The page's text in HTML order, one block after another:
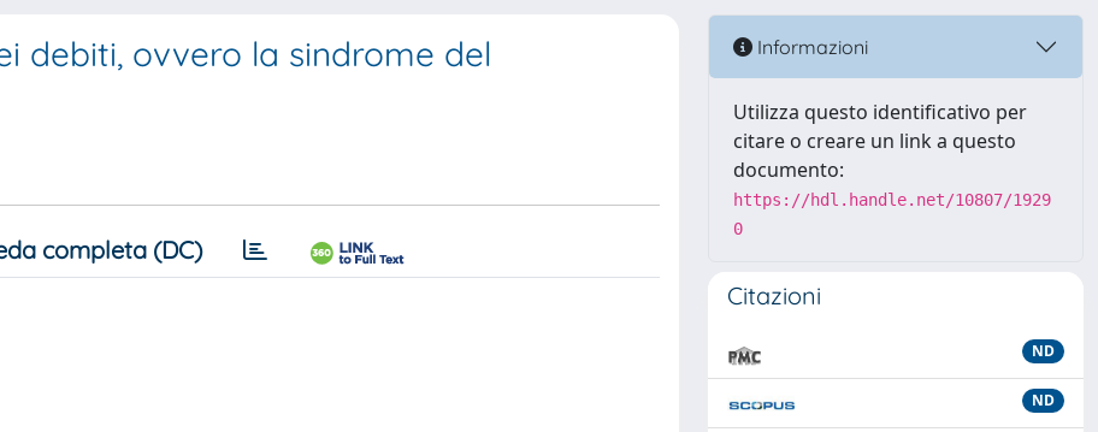
debiti, ovvero la sindrome del
completa (DC)
Informazioni
Utilizza questo identificativo per
citare o creare un link a questo
documento:
https://hdl.handle.net/10807/1929
0
Citazioni
ND
ND